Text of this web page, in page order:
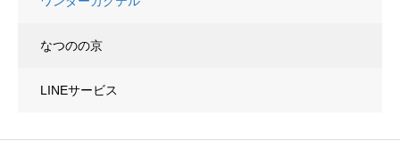
なつのの京
LINEサービス